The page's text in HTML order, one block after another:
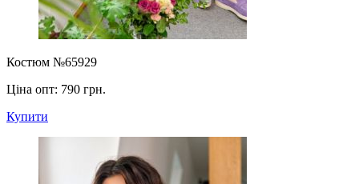
Костюм №65929
Ціна опт: 790 грн.
Купити